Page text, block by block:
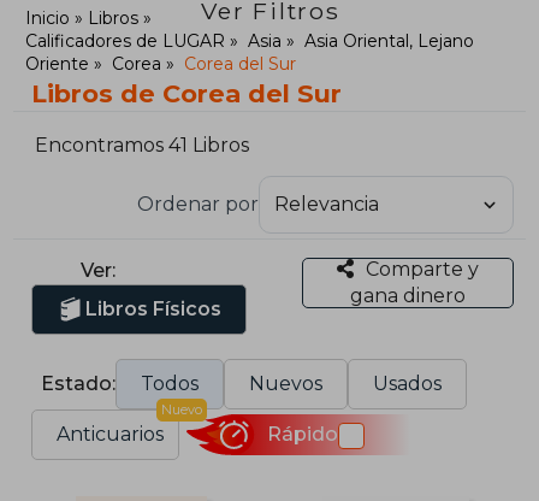
Ver Filtros
Inicio
Libros
Calificadores de LUGAR
Asia
Asia Oriental, Lejano
Oriente
Corea Corea del Sur
Libros de Corea del Sur
Encontramos 41 Libros
Ordenar por
Ver:
Libros Físicos
Comparte y
gana dinero
Estado: Todos Nuevos Usados
Anticuarios
Nuevo
Rápido